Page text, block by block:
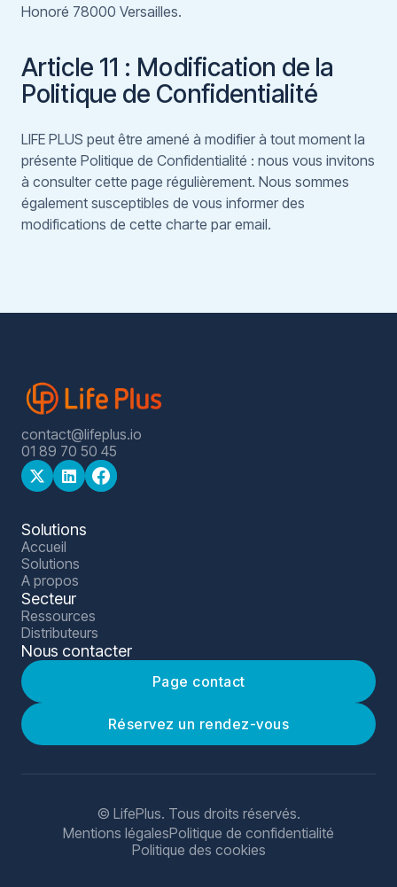
Honoré 78000 Versailles.
Article 11 : Modification de la
Politique de Confidentialité
LIFE PLUS peut être amené à modifier à tout moment la
présente Politique de Confidentialité : nous vous invitons
à consulter cette page régulièrement. Nous sommes
également susceptibles de vous informer des
modifications de cette charte par email.
contact@lifeplus.io
01 89 70 50 45
 
Solutions
Accueil
Solutions
A propos
Secteur
Ressources
Distributeurs
Nous contacter
Page contact
Réservez un rendez-vous
© LifePlus. Tous droits réservés.
Mentions légalesPolitique de confidentialité
Politique des cookies